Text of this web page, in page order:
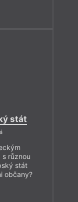
stát
různou
stát
občany?